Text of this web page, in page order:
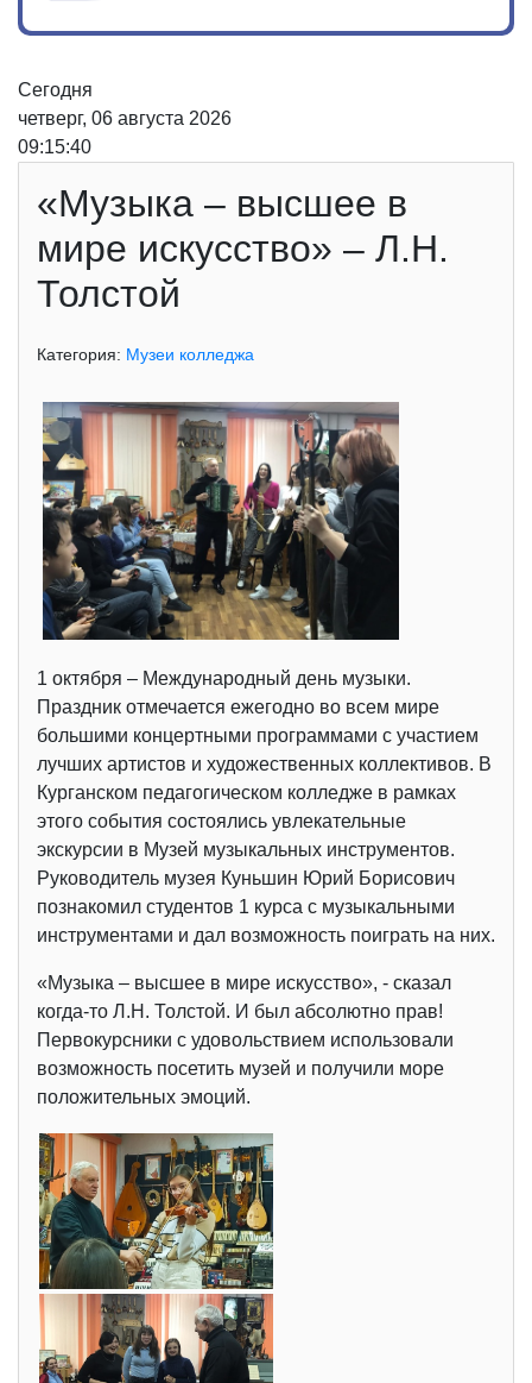
Сегодня
четверг, 06 августа 2026
09:15:40
«Музыка – высшее в
мире искусство» – Л.Н.
Толстой
Категория: Музеи колледжа
1 октября – Международный день музыки.
Праздник отмечается ежегодно во всем мире
большими концертными программами с участием
лучших артистов и художественных коллективов. В
Курганском педагогическом колледже в рамках
этого события состоялись увлекательные
экскурсии в Музей музыкальных инструментов.
Руководитель музея Куньшин Юрий Борисович
познакомил студентов 1 курса с музыкальными
инструментами и дал возможность поиграть на них.
«Музыка – высшее в мире искусство», - сказал
когда-то Л.Н. Толстой. И был абсолютно прав!
Первокурсники с удовольствием использовали
возможность посетить музей и получили море
положительных эмоций.